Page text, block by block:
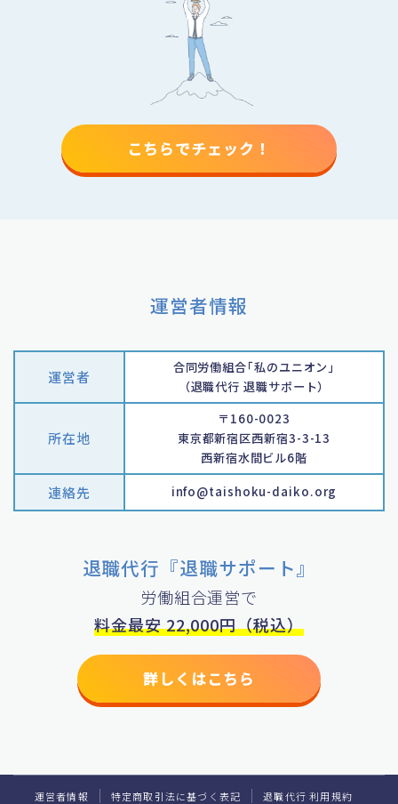
こちらでチェック！
運営者情報
運営者
合同労働組合｢私のユニオン｣
（退職代行 退職サポート）
所在地
〒160-0023
東京都新宿区西新宿3-3-13
西新宿水間ビル6階
連絡先 info@taishoku-daiko.org
退職代行『退職サポート』
労働組合運営で
料金最安 22,000円（税込）
詳しくはこちら
運営者情報 特定商取引法に基づく表記
退職代行 利用規約